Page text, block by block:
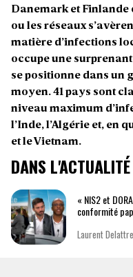
Danemark et Finlande
ou les réseaux
matière d’infections
occupe une
se positionne dans un
moyen. 41 pays sont
niveau maximum
l’Inde, l’Algérie et, en
et le Vietnam.
DANS L'ACTUALITÉ
« NIS2 et
conformité
Laurent Delattre